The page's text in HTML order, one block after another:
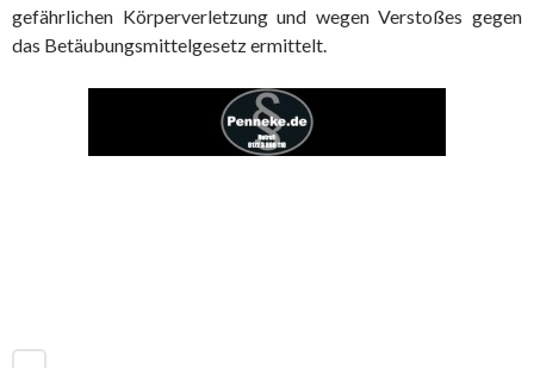
gefährlichen Körperverletzung und wegen Verstoßes gegen
das Betäubungsmittelgesetz ermittelt.